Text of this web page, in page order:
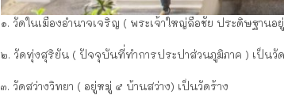
๑. วัดในเมืองอำนาจเจริญ ( พระเจ้าใหญ่ลือชัย ประดิษฐานอ
๒. วัดทุ่งสุริยัน ( ปัจจุบันที่ทำการประปาส่วนภูมิภาค ) เป็นวั
๓. วัดสว่างวิทยา ( อยู่หมู่ ๕ บ้านสว่าง) เป็นวัดร้าง